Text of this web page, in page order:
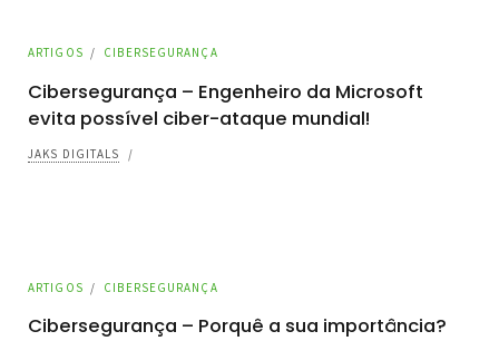
ARTIGOS / CIBERSEGURANÇA
Cibersegurança – Engenheiro da Microsoft
evita possível ciber-ataque mundial!
JAKS DIGITALS /
ARTIGOS / CIBERSEGURANÇA
Cibersegurança – Porquê a sua importância?